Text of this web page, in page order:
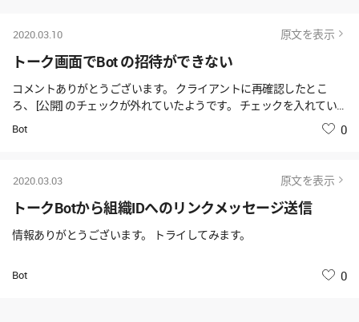
原文を表示
トーク画面でBot の招待​ができない
コメントありがとうございます。 クライアントに再確認したとこ
ろ、 [公開] のチェックが外れていたようです。 チェックを入れてい
ただき、招待できるようになりました。
Bot
2020.03.10
いいね
0
原文を表示
トークBotから組織IDへのリンクメッセージ送信
情報ありがとうございます。 トライしてみます。
Bot
2020.03.03
いいね
0